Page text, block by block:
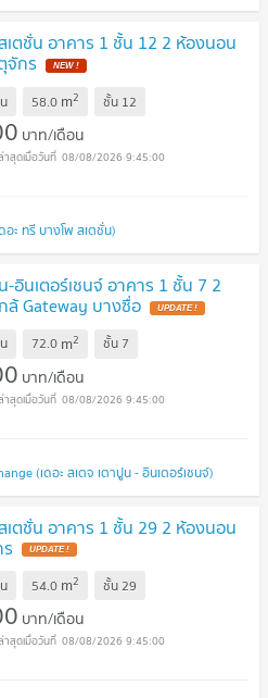
เตชั่น อาคาร 1 ชั้น 12 2 ห้องนอน
จักร NEW !
58.0 m2 ชั้น 12
บาท/เดือน
08/08/2026 9:45:00
อะ ทรี บางโพ สเตชั่น)
-อินเตอร์เชนจ์ อาคาร 1 ชั้น 7 2
Gateway บางซื่อ UPDATE !
72.0 m2 ชั้น 7
บาท/เดือน
08/08/2026 9:45:00
(เดอะ สเตจ เตาปูน - อินเตอร์เชนจ์)
เตชั่น อาคาร 1 ชั้น 29 2 ห้องนอน
UPDATE !
54.0 m2 ชั้น29
บาท/เดือน
08/08/2026 9:45:00